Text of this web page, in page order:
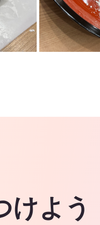
けよう